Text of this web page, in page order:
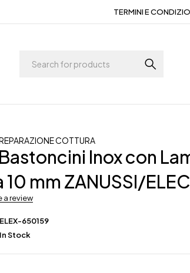
TERMINI E
COTTURA
Inox con
10 mm ZANUSSI/
a review
ELEX-650159
In Stock